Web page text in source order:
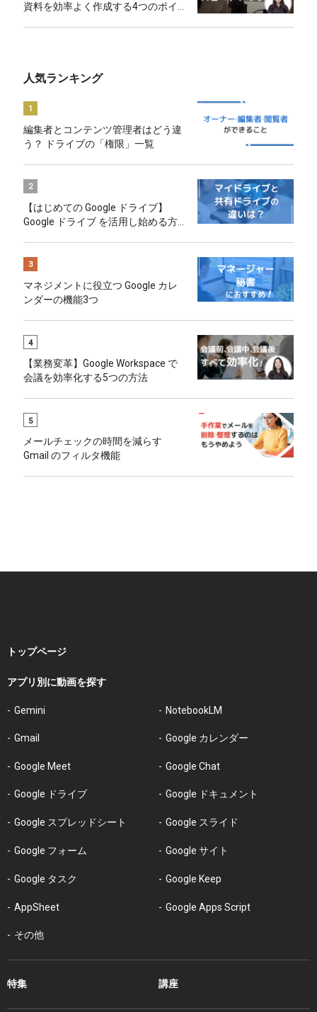
資料を効率よく作成する4つのポイ
人気ランキング
1
編集者とコンテンツ管理者はどう違
う？ ドライブの「権限」一覧
2
【はじめての Google ドライブ】
Google ドライブ を活用し始める方
3
マネジメントに役立つ Google カレ
ンダーの機能3つ
4
【業務変革】Google Workspace で
会議を効率化する5つの方法
5
メールチェックの時間を減らす
Gmail のフィルタ機能
トップページ
アプリ別に動画を探す
Gemini NotebookLM
Gmail Google カレンダー
Google Meet Google Chat
Google ドライブ Google ドキュメント
Google スプレッドシート Google スライド
Google フォーム Google サイト
Google タスク Google Keep
AppSheet Google Apps Script
その他
特集 講座